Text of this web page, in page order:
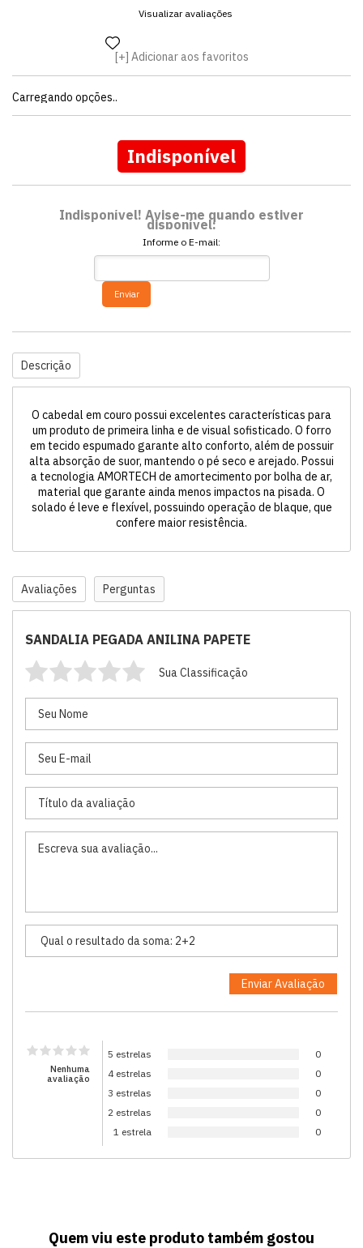
Visualizar avaliações
Adicionar aos favoritos
Carregando opções..
Indisponível
Indisponível! Avise-me quando estiver
disponível:
Informe o E-mail:
Enviar
Descrição
O cabedal em couro possui excelentes características para
um produto de primeira linha e de visual sofisticado. O forro
em tecido espumado garante alto conforto, além de possuir
alta absorção de suor, mantendo o pé seco e arejado. Possui
a tecnologia AMORTECH de amortecimento por bolha de ar,
material que garante ainda menos impactos na pisada. O
solado é leve e flexível, possuindo operação de blaque, que
confere maior resistência.
Avaliações Perguntas
SANDALIA PEGADA ANILINA PAPETE
Sua Classificação
Nenhuma
avaliação
5 estrelas
0
4 estrelas
0
3 estrelas
0
2 estrelas
0
1 estrela
0
Quem viu este produto também gostou